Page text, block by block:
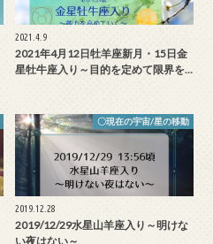
2021.4.9
2021年4月12日牡羊座新月・15日金
星牡牛座入り～目的を定めて限界を…
〇現在の宇宙/星の移動
2019.12.28
2019/12/29水星山羊座入り～明けな
い夜はない～